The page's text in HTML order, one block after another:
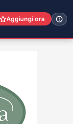
Aggiungi ora